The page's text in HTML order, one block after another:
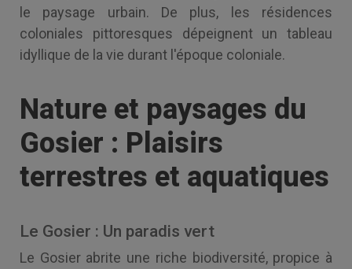
le paysage urbain. De plus, les résidences
coloniales pittoresques dépeignent un tableau
idyllique de la vie durant l'époque coloniale.
Nature et paysages du
Gosier : Plaisirs
terrestres et aquatiques
Le Gosier : Un paradis vert
Le Gosier abrite une riche biodiversité, propice à